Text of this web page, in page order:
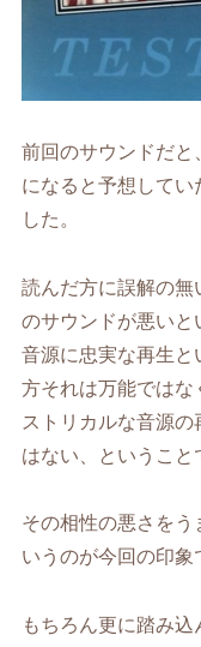
前回のサウンドだ
になると予想してい
した。
読んだ方に誤解の無
のサウンドが悪いと
音源に忠実な再生と
方それは万能ではな
ストリカルな音源
はない、ということ
その相性の悪さをう
いうのが今回の印象
もちろん更に踏み込